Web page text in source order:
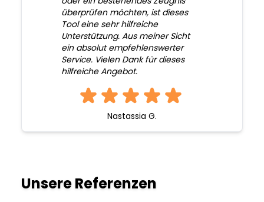
überprüfen möchten, ist dieses
Tool eine sehr hilfreiche
Unterstützung. Aus meiner Sicht
ein absolut empfehlenswerter
Service. Vielen Dank für dieses
hilfreiche Angebot.
Nastassia G.
Unsere Referenzen